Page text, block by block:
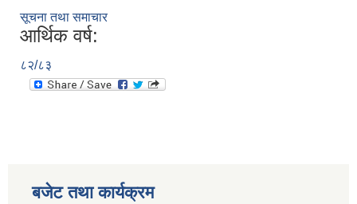
सूचना तथा समाचार
आर्थिक वर्ष:
८२/८३
बजेट तथा कार्यक्रम